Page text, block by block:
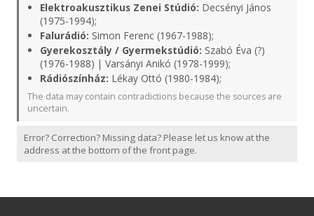
Elektroakusztikus Zenei Stúdió: Decsényi János
(1975-1994);
Falurádió: Simon Ferenc (1967-1988);
Gyerekosztály / Gyermekstúdió: Szabó Éva (?)
(1976-1988) | Varsányi Anikó (1978-1999);
Rádiószínház: Lékay Ottó (1980-1984);
The data may contain contradictions because the sources are
uncertain.
Error? Correction? Missing data? Please let us know at the
address at the bottom of the front page.